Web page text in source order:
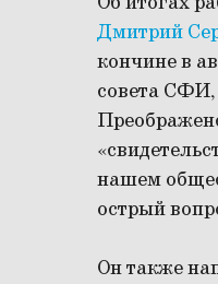
Дмитрий
кончине в
совета СФИ,
нашем
острый
Он также